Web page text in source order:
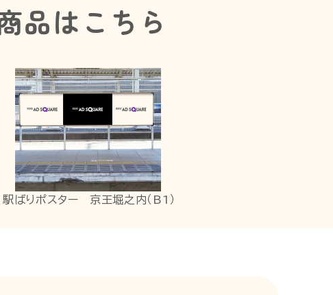
品はこちら
駅ばりポスター 京王堀之内（B1）